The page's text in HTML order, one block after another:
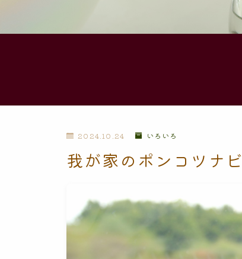
2024.10.24 いろいろ
我が家のポンコツナビ